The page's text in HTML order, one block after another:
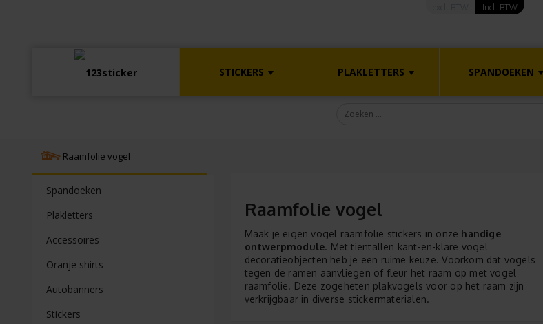
STICKERS PLAKLETTERS SPANDOEKEN
Incl. BTW
Raamfolie vogel
Spandoeken
Plakletters
Accessoires
Oranje shirts
Autobanners
Stickers
Raamfolie vogel
Maak je eigen vogel raamfolie stickers in onze handige
ontwerpmodule. Met tientallen kant-en-klare vogel
decoratieobjecten heb je een ruime keuze. Voorkom dat vogels
tegen de ramen aanvliegen of fleur het raam op met vogel
raamfolie. Deze zogeheten plakvogels voor op het raam zijn
verkrijgbaar in diverse stickermaterialen.